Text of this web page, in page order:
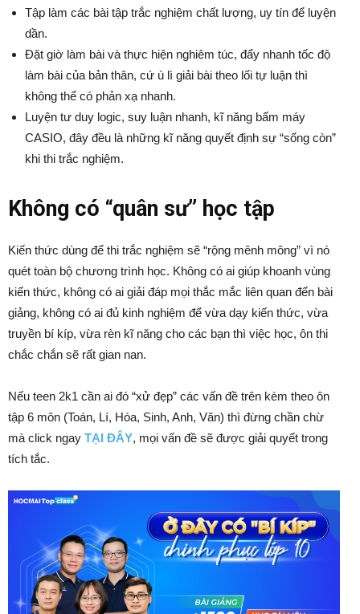
Tập làm các bài tập trắc nghiệm chất lượng, uy tín để luyện
dần.
Đặt giờ làm bài và thực hiện nghiêm túc, đẩy nhanh tốc độ
làm bài của bản thân, cứ ù lì giải bài theo lối tự luận thì
không thể có phản xạ nhanh.
Luyện tư duy logic, suy luận nhanh, kĩ năng bấm máy
CASIO, đây đều là những kĩ năng quyết định sự “sống còn”
khi thi trắc nghiệm.
Không có “quân sư” học tập
Kiến thức dùng để thi trắc nghiệm sẽ “rộng mênh mông” vì nó
quét toàn bộ chương trình học. Không có ai giúp khoanh vùng
kiến thức, không có ai giải đáp mọi thắc mắc liên quan đến bài
giảng, không có ai đủ kinh nghiệm để vừa dạy kiến thức, vừa
truyền bí kíp, vừa rèn kĩ năng cho các bạn thì việc học, ôn thi
chắc chắn sẽ rất gian nan.
Nếu teen 2k1 cần ai đó “xử đẹp” các vấn đề trên kèm theo ôn
tập 6 môn (Toán, Lí, Hóa, Sinh, Anh, Văn) thì đừng chần chừ
mà click ngay TẠI ĐÂY, mọi vấn đề sẽ được giải quyết trong
tích tắc.